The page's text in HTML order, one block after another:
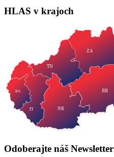
HLAS v krajoch
TT NR
TN
ZA
BB
BA
Odoberajte náš Newsletter